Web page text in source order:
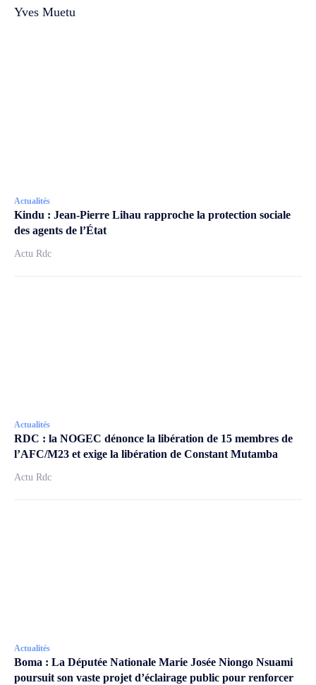
Yves Muetu
Actualités
Kindu : Jean-Pierre Lihau rapproche la protection sociale
des agents de l’État
Actu Rdc
Actualités
RDC : la NOGEC dénonce la libération de 15 membres de
l’AFC/M23 et exige la libération de Constant Mutamba
Actu Rdc
Actualités
Boma : La Députée Nationale Marie Josée Niongo Nsuami
poursuit son vaste projet d’éclairage public pour renforcer